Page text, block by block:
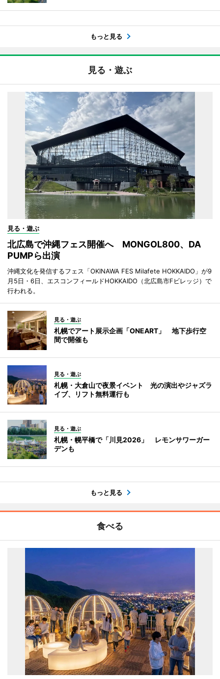
もっと見る
見る・遊ぶ
見る・遊ぶ
北広島で沖縄フェス開催へ MONGOL800、DA
PUMPら出演
沖縄文化を発信するフェス「OKINAWA FES Milafete HOKKAIDO」が9
月5日・6日、エスコンフィールドHOKKAIDO（北広島市Fビレッジ）で
行われる。
見る・遊ぶ
札幌でアート展示企画「ONEART」 地下歩行空
間で開催も
見る・遊ぶ
札幌・大倉山で夜景イベント 光の演出やジャズラ
イブ、リフト無料運行も
見る・遊ぶ
札幌・幌平橋で「川見2026」 レモンサワーガー
デンも
もっと見る
食べる